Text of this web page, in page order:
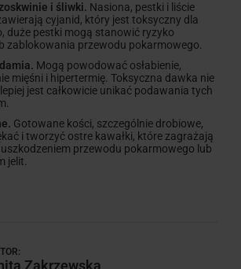
i śliwki. Nasiona, pestki i liście
cyjanid, który jest toksyczny dla
duże pestki mogą stanowić ryzyko
zablokowania przewodu pokarmowego.
Mogą powodować osłabienie,
mięśni i hipertermię. Toksyczna dawka nie
jest całkowicie unikać podawania tych
Gotowane kości, szczególnie drobiowe,
i tworzyć ostre kawałki, które zagrażają
uszkodzeniem przewodu pokarmowego lub
jelit.
Zakrzewska